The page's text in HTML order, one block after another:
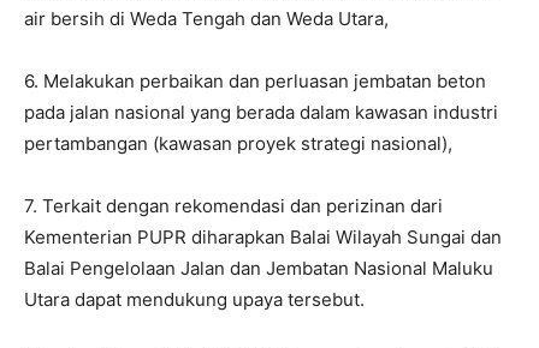
air bersih di Weda Tengah dan Weda Utara,
6. Melakukan perbaikan dan perluasan jembatan beton
pada jalan nasional yang berada dalam kawasan industri
pertambangan (kawasan proyek strategi nasional),
7. Terkait dengan rekomendasi dan perizinan dari
Kementerian PUPR diharapkan Balai Wilayah Sungai dan
Balai Pengelolaan Jalan dan Jembatan Nasional Maluku
Utara dapat mendukung upaya tersebut.